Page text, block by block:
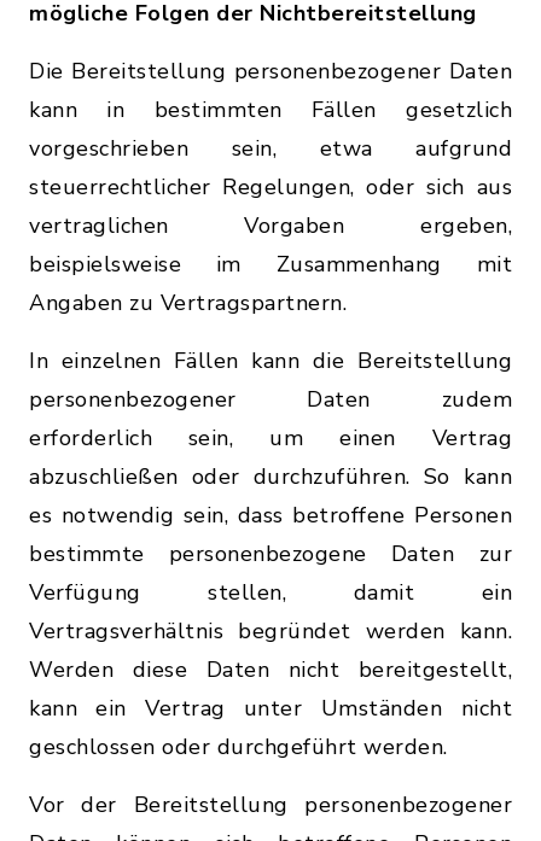
mögliche Folgen der Nichtbereitstellung
Die Bereitstellung personenbezogener Daten
kann in bestimmten Fällen gesetzlich
vorgeschrieben sein, etwa aufgrund
steuerrechtlicher Regelungen, oder sich aus
vertraglichen Vorgaben ergeben,
beispielsweise im Zusammenhang mit
Angaben zu Vertragspartnern.
In einzelnen Fällen kann die Bereitstellung
personenbezogener Daten zudem
erforderlich sein, um einen Vertrag
abzuschließen oder durchzuführen. So kann
es notwendig sein, dass betroffene Personen
bestimmte personenbezogene Daten zur
Verfügung stellen, damit ein
Vertragsverhältnis begründet werden kann.
Werden diese Daten nicht bereitgestellt,
kann ein Vertrag unter Umständen nicht
geschlossen oder durchgeführt werden.
Vor der Bereitstellung personenbezogener